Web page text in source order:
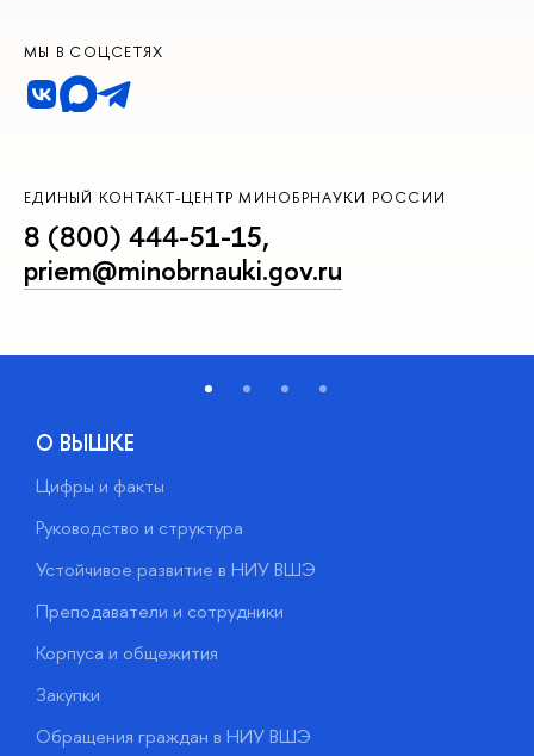
МЫ В СОЦСЕТЯХ
ЕДИНЫЙ КОНТАКТ-ЦЕНТР МИНОБРНАУКИ РОССИИ
8 (800) 444-51-15,
priem@minobrnauki.gov.ru
О ВЫШКЕ
Цифры и факты
Руководство и структура
Устойчивое развитие в НИУ ВШЭ
Преподаватели и сотрудники
Корпуса и общежития
Закупки
Обращения граждан в НИУ ВШЭ